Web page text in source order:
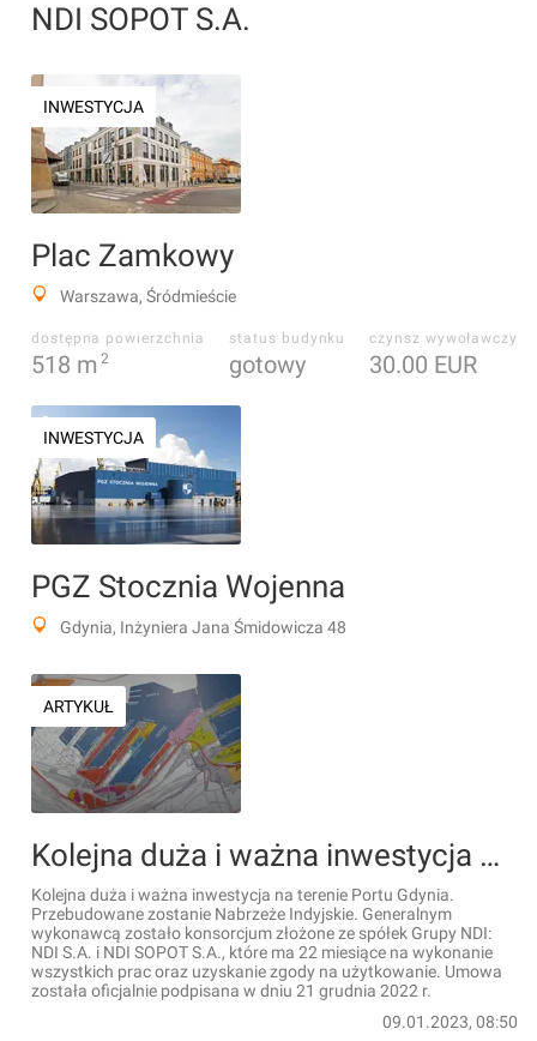
NDI SOPOT S.A.
INWESTYCJA
Plac Zamkowy
Warszawa, Śródmieście
dostępna powierzchnia
518 m 2
status budynku
gotowy
czynsz wywoławczy
30.00 EUR
INWESTYCJA
PGZ Stocznia Wojenna
Gdynia, Inżyniera Jana Śmidowicza 48
ARTYKUŁ
Kolejna duża i ważna inwestycja w Porcie Gdynia [FILM]
Kolejna duża i ważna inwestycja na terenie Portu Gdynia.
Przebudowane zostanie Nabrzeże Indyjskie. Generalnym
wykonawcą zostało konsorcjum złożone ze spółek Grupy NDI:
NDI S.A. i NDI SOPOT S.A., które ma 22 miesiące na wykonanie
wszystkich prac oraz uzyskanie zgody na użytkowanie. Umowa
została oficjalnie podpisana w dniu 21 grudnia 2022 r.
09.01.2023, 08:50